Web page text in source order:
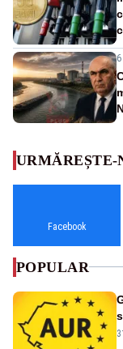
URMĂREȘTE-
Facebook
POPULAR